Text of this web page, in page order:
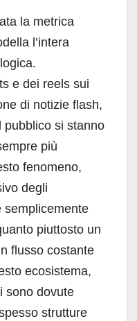
la metrica
l’intera
e dei reels sui
di notizie flash,
pubblico si stanno
più
fenomeno,
degli
semplicemente
piuttosto un
flusso costante
ecosistema,
sono dovute
strutture